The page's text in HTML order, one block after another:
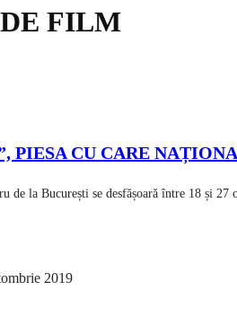
FILM
PIESA CU CARE
de la București se desfășoară între 18 și
2019